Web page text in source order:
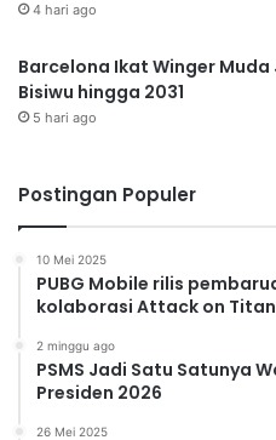
4 hari ago
Barcelona Ikat Winger Muda
Bisiwu hingga 2031
5 hari ago
Postingan Populer
10 Mei 2025
PUBG Mobile rilis
kolaborasi Attack on Titan
2 minggu ago
PSMS Jadi Satu Satunya
Presiden 2026
26 Mei 2025